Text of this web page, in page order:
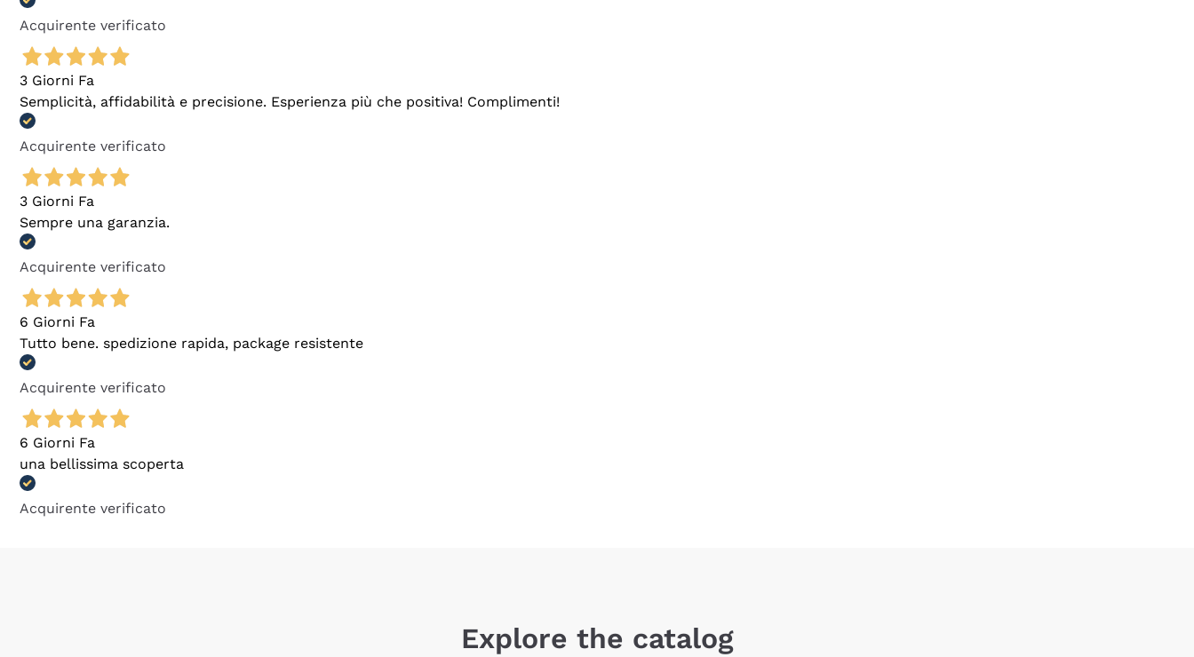
Acquirente verificato
3 Giorni Fa
Semplicità, affidabilità e precisione. Esperienza più che positiva! Complimenti!
Acquirente verificato
3 Giorni Fa
Sempre una garanzia.
Acquirente verificato
6 Giorni Fa
Tutto bene. spedizione rapida, package resistente
Acquirente verificato
6 Giorni Fa
una bellissima scoperta
Acquirente verificato
Explore the catalog